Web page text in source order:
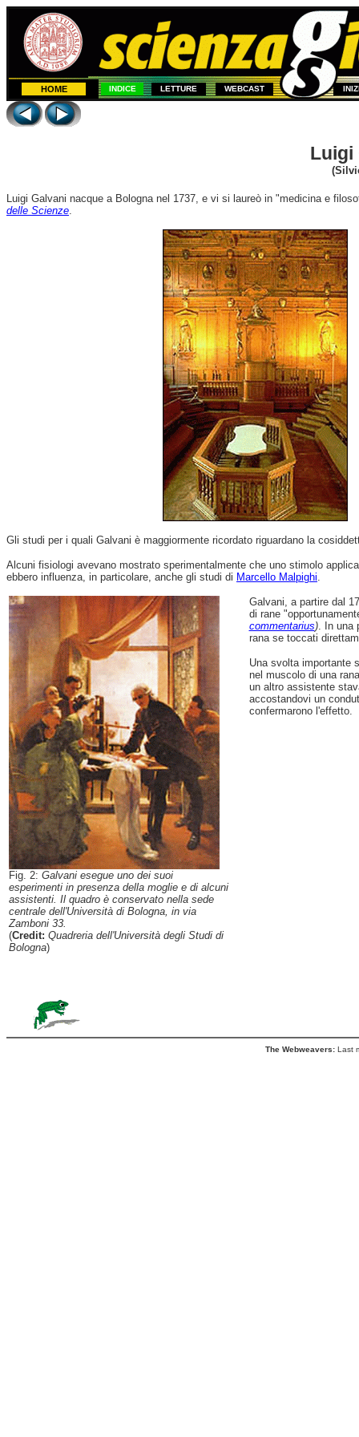
HOME INDICE LETTURE WEBCAST
Luigi
Luigi Galvani nacque a Bologna nel 1737, e vi si laureò in "medicina e
delle Scienze
Gli studi per i quali Galvani è maggiormente ricordato riguardano la
Alcuni fisiologi avevano mostrato sperimentalmente che uno stimolo
ebbero influenza, in particolare, anche gli studi di Marcello Malpighi
Fig. 2: Galvani esegue uno dei suoi
esperimenti in presenza della moglie e di alcuni
assistenti. Il quadro è conservato nella sede
centrale dell'Università di Bologna, in via
Zamboni 33.
(Credit: Quadreria dell'Università degli Studi di
Bologna)
Galvani, a partire dal
di rane
commentarius). In una
rana se toccati
Una svolta importante
nel muscolo di una
un altro assistente
accostandovi un
confermarono l'effetto.
The Webweavers: Last